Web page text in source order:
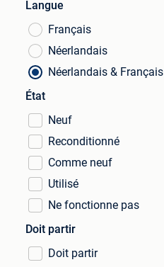
Langue
Français
Néerlandais
Néerlandais & Français
État
Neuf
Reconditionné
Comme neuf
Utilisé
Ne fonctionne pas
Doit partir
Doit partir